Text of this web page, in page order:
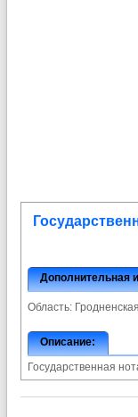
Дополнительная
Область: Гродненская
Описание:
Государственная